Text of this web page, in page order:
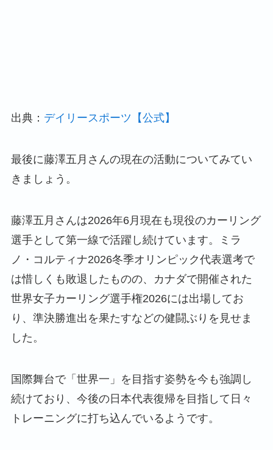
出典： デイリースポーツ【公式】
最後に藤澤五月さんの現在の活動についてみてい
きましょう。
藤澤五月さんは2026年6月現在も現役のカーリング
選手として第一線で活躍し続けています。ミラ
ノ・コルティナ2026冬季オリンピック代表選考で
は惜しくも敗退したものの、カナダで開催された
世界女子カーリング選手権2026には出場してお
り、準決勝進出を果たすなどの健闘ぶりを見せま
した。
国際舞台で「世界一」を目指す姿勢を今も強調し
続けており、今後の日本代表復帰を目指して日々
トレーニングに打ち込んでいるようです。